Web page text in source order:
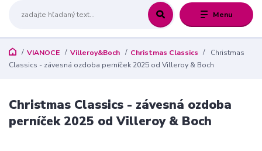
Menu
VIANOCE Villeroy&Boch Christmas Classics
Christmas
Classics - závesná ozdoba perníček 2025 od Villeroy & Boch
Christmas Classics - závesná ozdoba
perníček 2025 od Villeroy & Boch